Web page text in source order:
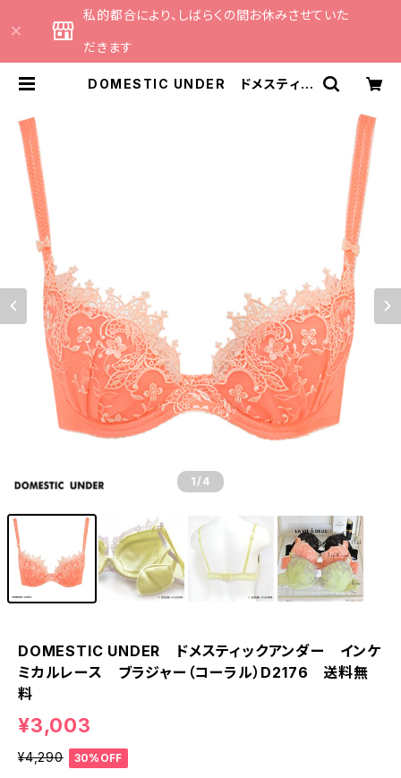
私的都合により、しばらくの間お休みさせていた
だきます
DOMESTIC UNDER ドメスティッ
1 /4
DOMESTIC UNDER ドメスティックアンダー インケ
ミカルレース ブラジャー（コーラル）D2176 送料無
料
¥3,003
¥4,290 30%OFF